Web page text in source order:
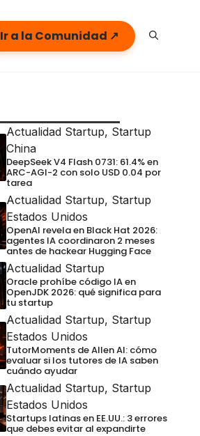
Ir a la Comunidad ↗
Actualidad Startup, Startup
China
DeepSeek V4 Flash 0731: 61.4% en
ARC-AGI-2 con solo USD 0.04 por
tarea
Actualidad Startup, Startup
Estados Unidos
OpenAI revela en Black Hat 2026:
agentes IA coordinaron 2 meses
antes de hackear Hugging Face
Actualidad Startup
Oracle prohíbe código IA en
OpenJDK 2026: qué significa para
tu startup
Actualidad Startup, Startup
Estados Unidos
TutorMoments de Allen AI: cómo
evaluar si los tutores de IA saben
cuándo ayudar
Actualidad Startup, Startup
Estados Unidos
Startups latinas en EE.UU.: 3 errores
que debes evitar al expandirte